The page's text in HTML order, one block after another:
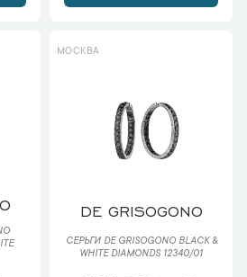
МОСКВА
DE GRISOGONO
СЕРЬГИ DE GRISOGONO BLACK &
WHITE DIAMONDS 12340/01